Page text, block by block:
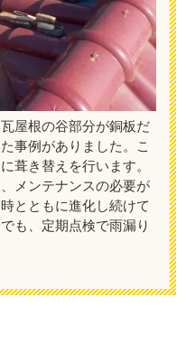
屋根の谷部分が銅板だ
事例がありました。こ
葺き替えを行います。
メンテナンスの必要が
とともに進化し続けて
も、定期点検で雨漏り